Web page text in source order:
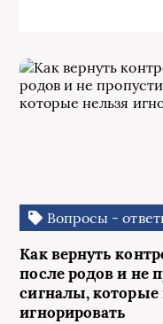
Вопросы -
Как вернуть
после родов и не
сигналы, которые
игнорировать